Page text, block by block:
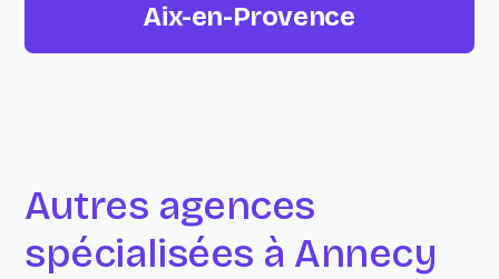
Aix-en-Provence
Autres agences
spécialisées à Annecy